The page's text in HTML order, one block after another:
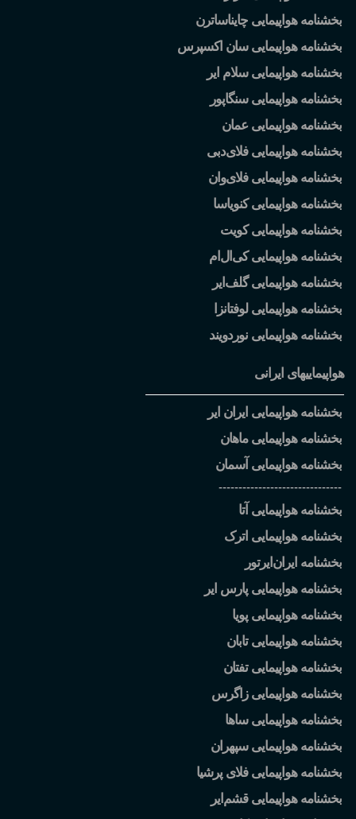
بخشنامه هواپیمایی چایناساترن
بخشنامه هواپیمایی سان اکسپرس
بخشنامه هواپیمایی سلام ایر
بخشنامه هواپیمایی سنگاپور
بخشنامه هواپیمایی عمان
بخشنامه هواپیمایی فلایدبی
بخشنامه هواپیمایی فلایوان
بخشنامه هواپیمایی کنویاسا
بخشنامه هواپیمایی کویت
بخشنامه هواپیمایی کی ال ام
بخشنامه هواپیمایی گلف ایر
بخشنامه هواپیمایی لوفتانزا
بخشنامه هواپیمایی نوردویند
هواپیماییهای ایرانی
بخشنامه هواپیمایی ایران ایر
بخشنامه هواپیمایی ماهان
بخشنامه هواپیمایی آسمان
-------------------------------
بخشنامه هواپیمایی آتا
بخشنامه هواپیمایی اترک
بخشنامه ایران ایرتور
بخشنامه هواپیمایی پارس ایر
بخشنامه هواپیمایی پویا
بخشنامه هواپیمایی تابان
بخشنامه هواپیمایی تفتان
بخشنامه هواپیمایی زاگرس
بخشنامه هواپیمایی ساها
بخشنامه هواپیمایی سپهران
بخشنامه هواپیمایی فلای پرشیا
بخشنامه هواپیمایی قشم ایر